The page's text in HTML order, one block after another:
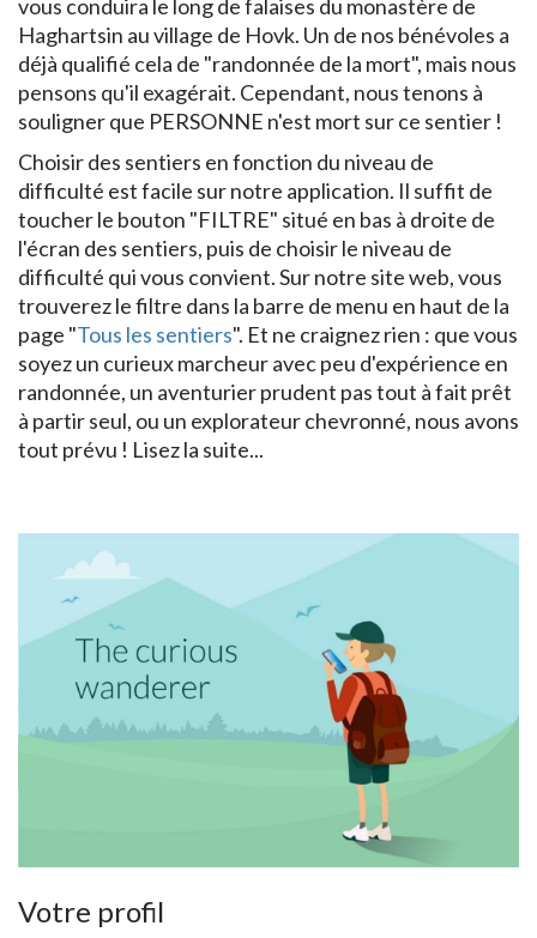
vous conduira le long de falaises du monastère de
Haghartsin au village de Hovk. Un de nos bénévoles a
déjà qualifié cela de "randonnée de la mort", mais nous
pensons qu'il exagérait. Cependant, nous tenons à
souligner que PERSONNE n'est mort sur ce sentier !
Choisir des sentiers en fonction du niveau de
difficulté est facile sur notre application. Il suffit de
toucher le bouton "FILTRE" situé en bas à droite de
l'écran des sentiers, puis de choisir le niveau de
difficulté qui vous convient. Sur notre site web, vous
trouverez le filtre dans la barre de menu en haut de la
page "Tous les sentiers". Et ne craignez rien : que vous
soyez un curieux marcheur avec peu d'expérience en
randonnée, un aventurier prudent pas tout à fait prêt
à partir seul, ou un explorateur chevronné, nous avons
tout prévu ! Lisez la suite...
Votre profil